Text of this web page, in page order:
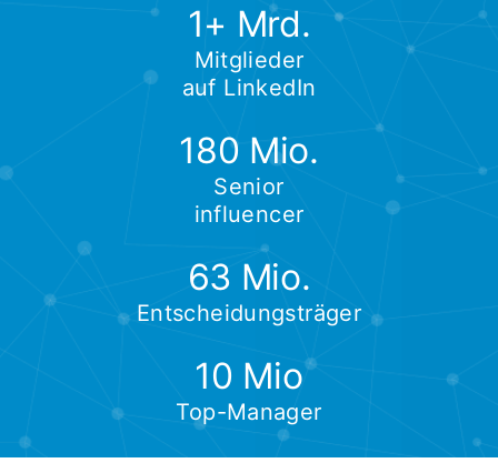
1+ Mrd.
Mitglieder
auf LinkedIn
180 Mio.
Senior
influencer
63 Mio.
Entscheidungsträger
10 Mio
Top-Manager